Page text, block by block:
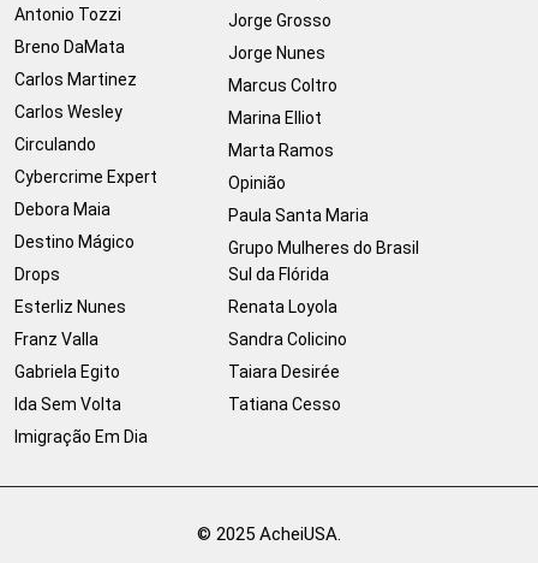
Antonio Tozzi
Breno DaMata
Carlos Martinez
Carlos Wesley
Circulando
Cybercrime Expert
Debora Maia
Destino Mágico
Drops
Esterliz Nunes
Franz Valla
Gabriela Egito
Ida Sem Volta
Imigração Em Dia
Jorge Grosso
Jorge Nunes
Marcus Coltro
Marina Elliot
Marta Ramos
Opinião
Paula Santa Maria
Grupo Mulheres do Brasil
Sul da Flórida
Renata Loyola
Sandra Colicino
Taiara Desirée
Tatiana Cesso
© 2025 AcheiUSA.